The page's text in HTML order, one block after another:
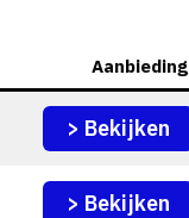
Aanbieding
> Bekijken
> Bekijken